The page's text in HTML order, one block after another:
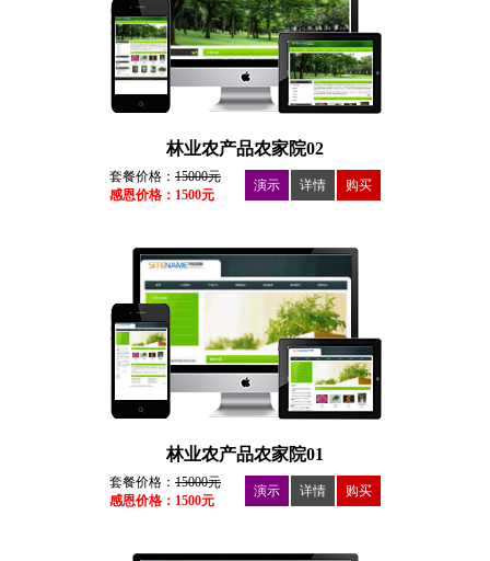
林业农产品农家院02
套餐价格： 15000元
感恩价格：1500元
演示 详情 购买
林业农产品农家院01
套餐价格： 15000元
感恩价格：1500元
演示 详情 购买